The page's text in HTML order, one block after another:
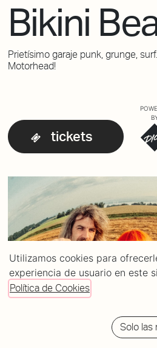
Bikini
Prietísimo garaje punk, grunge,
Motorhead!
tickets
Utilizamos cookies para
experiencia de usuario en este
Política de Cookies
Solo las